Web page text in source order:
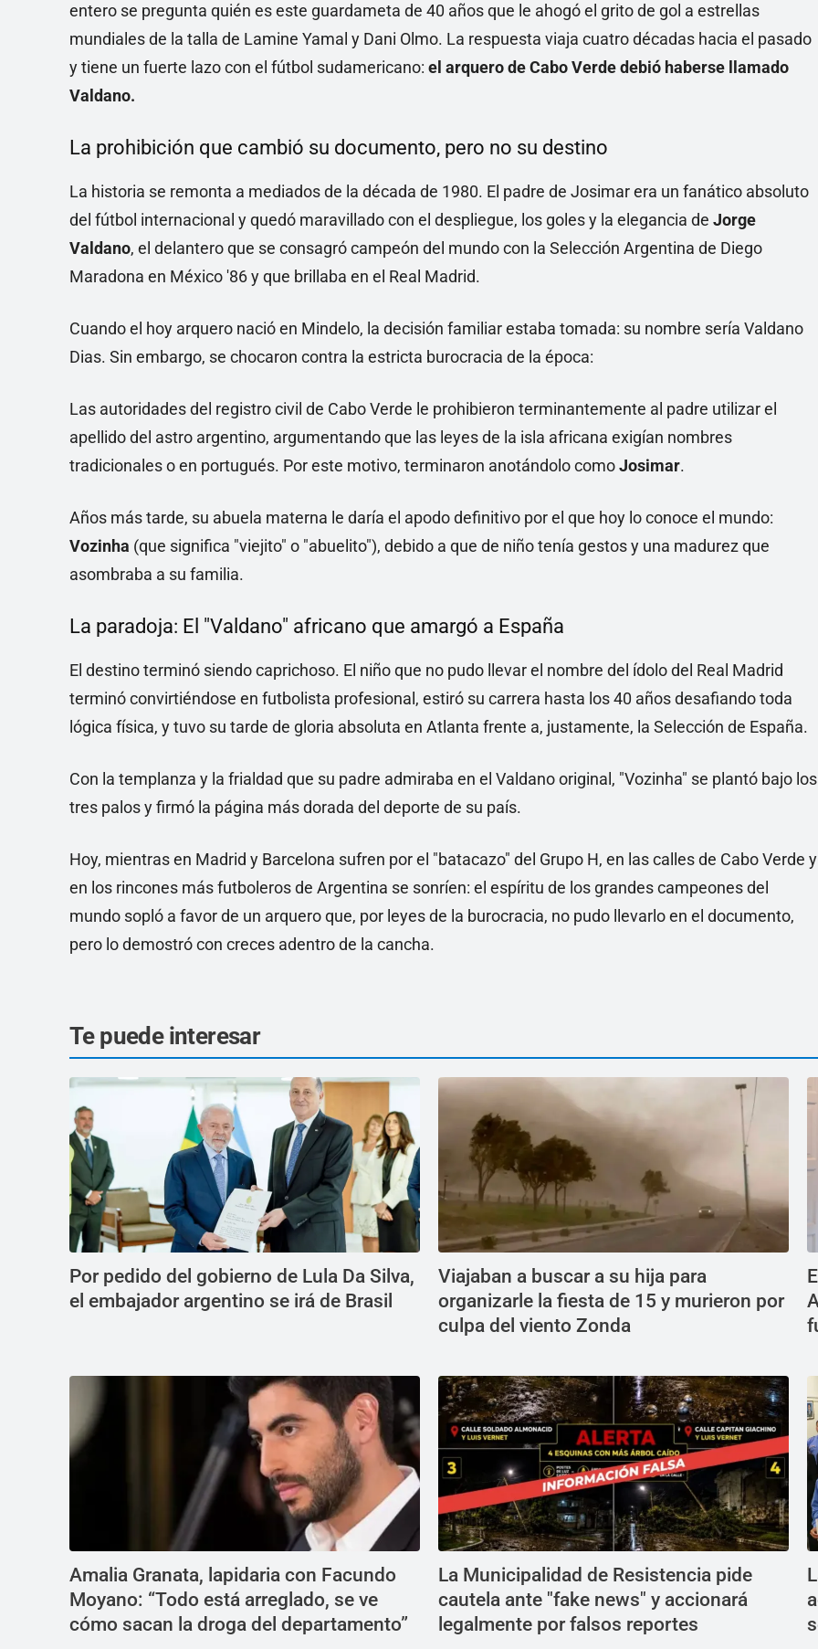
entero se pregunta quién es este guardameta de 40 años que le ahogó el grito de gol a estrellas
mundiales de la talla de Lamine Yamal y Dani Olmo. La respuesta viaja cuatro décadas hacia el pasado
y tiene un fuerte lazo con el fútbol sudamericano: el arquero de Cabo Verde debió haberse llamado
Valdano.
La prohibición que cambió su documento, pero no su destino
La historia se remonta a mediados de la década de 1980. El padre de Josimar era un fanático absoluto
del fútbol internacional y quedó maravillado con el despliegue, los goles y la elegancia de Jorge
Valdano, el delantero que se consagró campeón del mundo con la Selección Argentina de Diego
Maradona en México '86 y que brillaba en el Real Madrid.
Cuando el hoy arquero nació en Mindelo, la decisión familiar estaba tomada: su nombre sería Valdano
Dias. Sin embargo, se chocaron contra la estricta burocracia de la época:
Las autoridades del registro civil de Cabo Verde le prohibieron terminantemente al padre utilizar el
apellido del astro argentino, argumentando que las leyes de la isla africana exigían nombres
tradicionales o en portugués. Por este motivo, terminaron anotándolo comoJosimar.
Años más tarde, su abuela materna le daría el apodo definitivo por el que hoy lo conoce el mundo:
Vozinha (que significa "viejito" o "abuelito"), debido a que de niño tenía gestos y una madurez que
asombraba a su familia.
La paradoja: El "Valdano" africano que amargó a España
El destino terminó siendo caprichoso. El niño que no pudo llevar el nombre del ídolo del Real Madrid
terminó convirtiéndose en futbolista profesional, estiró su carrera hasta los 40 años desafiando toda
lógica física, y tuvo su tarde de gloria absoluta en Atlanta frente a, justamente, la Selección de España.
Con la templanza y la frialdad que su padre admiraba en el Valdano original, "Vozinha" se plantó bajo los
tres palos y firmó la página más dorada del deporte de su país.
Hoy, mientras en Madrid y Barcelona sufren por el "batacazo" del Grupo H, en las calles de Cabo Verde y
en los rincones más futboleros de Argentina se sonríen: el espíritu de los grandes campeones del
mundo sopló a favor de un arquero que, por leyes de la burocracia, no pudo llevarlo en el documento,
pero lo demostró con creces adentro de la cancha.
Te puede interesar
Por pedido del gobierno de Lula Da Silva,
el embajador argentino se irá de Brasil
Viajaban a buscar a su hija para
organizarle la fiesta de 15 y murieron por
culpa del viento Zonda
Amalia Granata, lapidaria con Facundo
Moyano: “Todo está arreglado, se ve
cómo sacan la droga del departamento”
La Municipalidad de Resistencia pide
cautela ante "fake news" y accionará
legalmente por falsos reportes